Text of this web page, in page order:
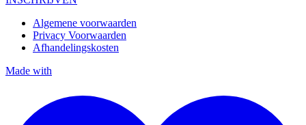
Algemene voorwaarden
Privacy Voorwaarden
Afhandelingskosten
Made with